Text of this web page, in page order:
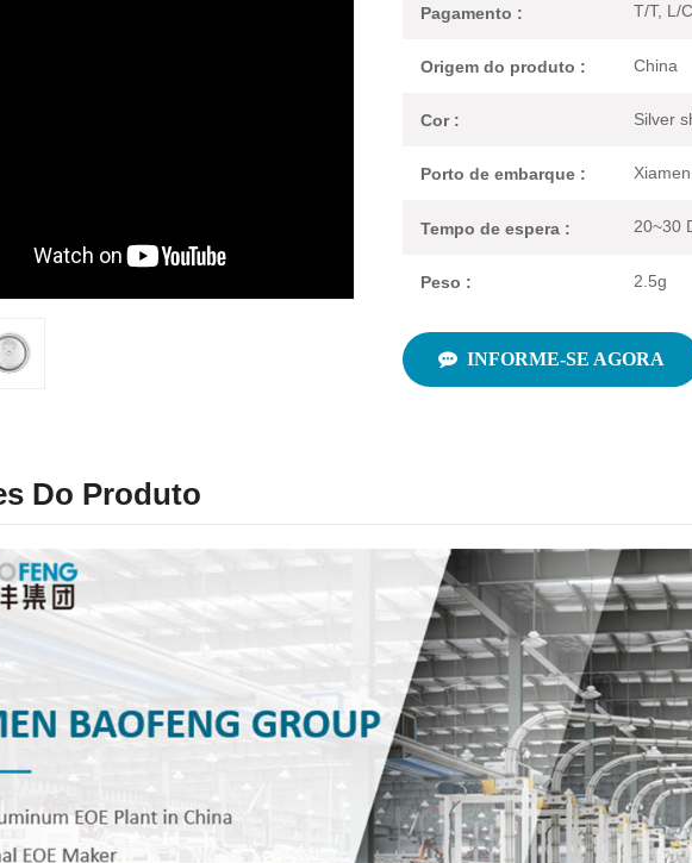
Pagamento : T/T, L/
Origem do produto : China
Cor : Silver
Porto de embarque :
Tempo de espera : 20~30
Peso : 2.5g
INFORME-SE AGORA
Do Produto